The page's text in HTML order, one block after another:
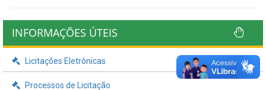
INFORMAÇÕES ÚTEIS
Licitações Eletrônicas
Processos de Licitação